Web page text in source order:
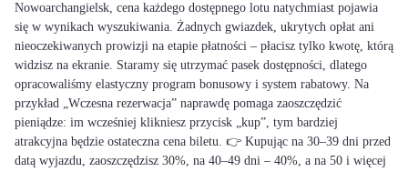
Nowoarchangielsk, cena każdego dostępnego lotu natychmiast pojawia
się w wynikach wyszukiwania. Żadnych gwiazdek, ukrytych opłat ani
nieoczekiwanych prowizji na etapie płatności – płacisz tylko kwotę, którą
widzisz na ekranie. Staramy się utrzymać pasek dostępności, dlatego
opracowaliśmy elastyczny program bonusowy i system rabatowy. Na
przykład „Wczesna rezerwacja” naprawdę pomaga zaoszczędzić
pieniądze: im wcześniej klikniesz przycisk „kup”, tym bardziej
atrakcyjna będzie ostateczna cena biletu. 👉 Kupując na 30–39 dni przed
datą wyjazdu, zaoszczędzisz 30%, na 40–49 dni – 40%, a na 50 i więcej